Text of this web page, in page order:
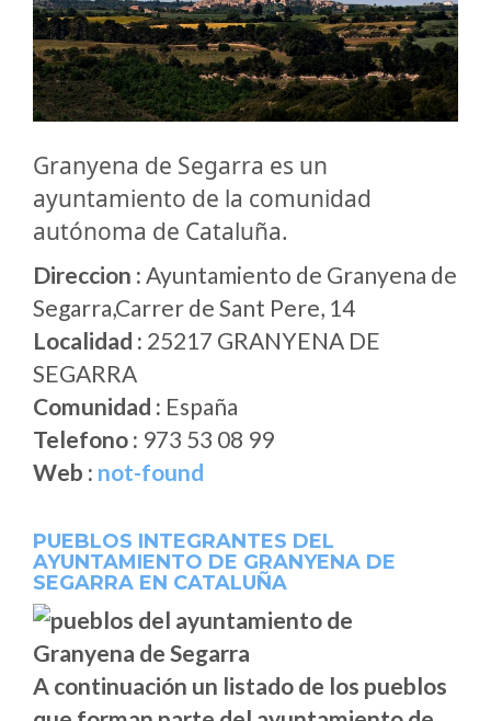
Granyena de Segarra es un
ayuntamiento de la comunidad
autónoma de Cataluña.
Direccion : Ayuntamiento de Granyena de
Segarra,Carrer de Sant Pere, 14
Localidad : 25217 GRANYENA DE
SEGARRA
Comunidad : España
Telefono : 973 53 08 99
Web : not-found
PUEBLOS INTEGRANTES DEL
AYUNTAMIENTO DE GRANYENA DE
SEGARRA EN CATALUÑA
A continuación un listado de los pueblos